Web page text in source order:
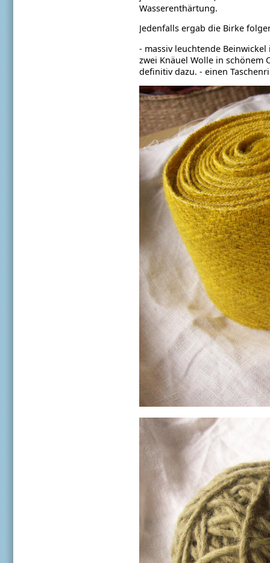
Wasserenthärtung.
Jedenfalls ergab die Birke
- massiv leuchtende
zwei Knäuel Wolle in
definitiv dazu. - einen